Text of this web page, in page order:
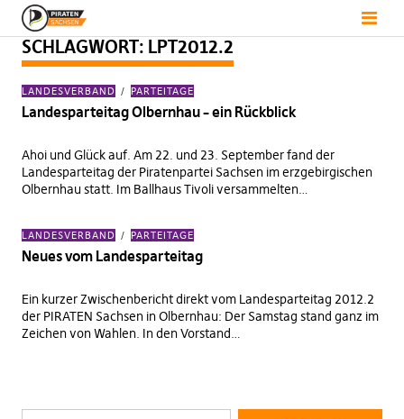
SCHLAGWORT: LPT2012.2
LANDESVERBAND PARTEITAGE
Landesparteitag Olbernhau – ein Rückblick
Ahoi und Glück auf. Am 22. und 23. September fand der
Landesparteitag der Piratenpartei Sachsen im erzgebirgischen
Olbernhau statt. Im Ballhaus Tivoli versammelten…
LANDESVERBAND PARTEITAGE
Neues vom Landesparteitag
Ein kurzer Zwischenbericht direkt vom Landesparteitag 2012.2
der PIRATEN Sachsen in Olbernhau: Der Samstag stand ganz im
Zeichen von Wahlen. In den Vorstand…